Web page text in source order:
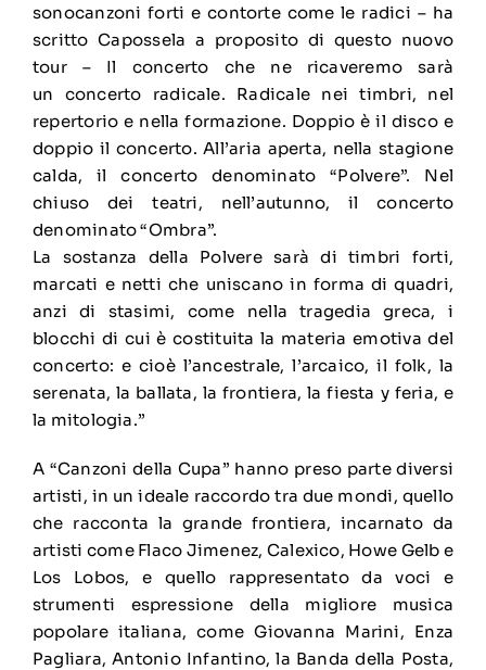
sonocanzoni forti e contorte come le radici – ha
scritto Capossela a proposito di questo nuovo
tour – Il concerto che ne ricaveremo sarà
un concerto radicale. Radicale nei timbri, nel
repertorio e nella formazione. Doppio è il disco e
doppio il concerto. All’aria aperta, nella stagione
calda, il concerto denominato “Polvere”. Nel
chiuso dei teatri, nell’autunno, il concerto
denominato “Ombra”.
La sostanza della Polvere sarà di timbri forti,
marcati e netti che uniscano in forma di quadri,
anzi di stasimi, come nella tragedia greca, i
blocchi di cui è costituita la materia emotiva del
concerto: e cioè l’ancestrale, l’arcaico, il folk, la
serenata, la ballata, la frontiera, la fiesta y feria, e
la mitologia.”
A “Canzoni della Cupa” hanno preso parte diversi
artisti, in un ideale raccordo tra due mondi, quello
che racconta la grande frontiera, incarnato da
artisti come Flaco Jimenez, Calexico, Howe Gelb e
Los Lobos, e quello rappresentato da voci e
strumenti espressione della migliore musica
popolare italiana, come Giovanna Marini, Enza
Pagliara, Antonio Infantino, la Banda della Posta,